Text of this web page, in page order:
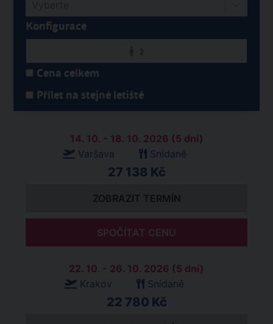
Konfigurace
Cena celkem
Přílet na stejné letiště
14. 10. - 18. 10. 2026 (5 dní)
Varšava
Snídaně
27 138 Kč
ZOBRAZIT TERMÍN
SPOČÍTAT CENU
22. 10. - 26. 10. 2026 (5 dní)
Krakov
Snídaně
22 780 Kč